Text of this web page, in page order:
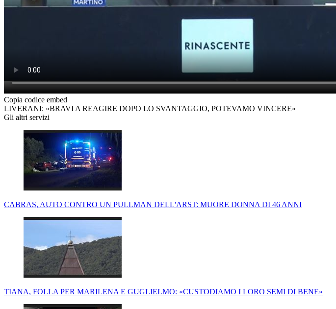
Copia codice embed
LIVERANI: «BRAVI A REAGIRE DOPO LO SVANTAGGIO, POTEVAMO VINCERE»
Gli altri servizi
CABRAS, AUTO CONTRO UN PULLMAN DELL'ARST: MUORE DONNA DI 46 ANNI
TIANA, FOLLA PER MARILENA E GUGLIELMO: «CUSTODIAMO I LORO SEMI DI BENE»